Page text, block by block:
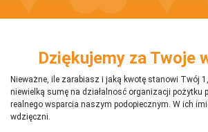
Dziękujemy za Twoje
Nieważne, ile zarabiasz i jaką kwotę stanowi Twój
niewielką sumę na działalnosć organizacji pożytku
realnego wsparcia naszym podopiecznym. W ich
wdzięczni.